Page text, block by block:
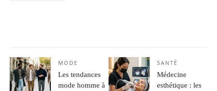
MODE
Les tendances
mode homme à
SANTÉ
Médecine
esthétique : les